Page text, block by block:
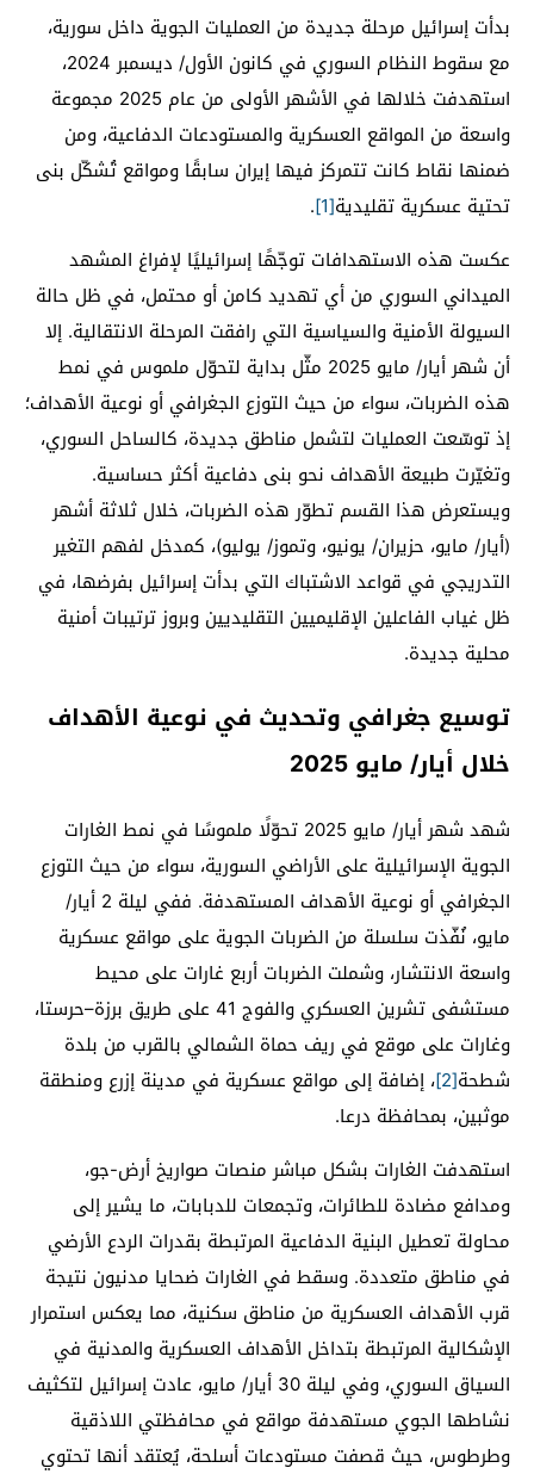
بدأت إسرائيل مرحلة جديدة من العمليات الجوية داخل سورية،
مع سقوط النظام السوري في كانون الأول/ ديسمبر 2024،
استهدفت خلالها في الأشهر الأولى من عام 2025 مجموعة
واسعة من المواقع العسكرية والمستودعات الدفاعية، ومن
ضمنها نقاط كانت تتمركز فيها إيران سابقًا ومواقع تُشكّل بنى
تحتية عسكرية تقليدية[1]
.
عكست هذه الاستهدافات توجّهًا إسرائيليًا لإفراغ المشهد
الميداني السوري من أي تهديد كامن أو محتمل، في ظل حالة
السيولة الأمنية والسياسية التي رافقت المرحلة الانتقالية. إلا
أن شهر أيار/ مايو 2025 مثّل بداية لتحوّل ملموس في نمط
هذه الضربات، سواء من حيث التوزع الجغرافي أو نوعية الأهداف؛
إذ توسّعت العمليات لتشمل مناطق جديدة، كالساحل السوري،
وتغيّرت طبيعة الأهداف نحو بنى دفاعية أكثر حساسية.
ويستعرض هذا القسم تطوّر هذه الضربات، خلال ثلاثة أشهر
(أيار/ مايو، حزيران/ يونيو، وتموز/ يوليو)، كمدخل لفهم التغير
التدريجي في قواعد الاشتباك التي بدأت إسرائيل بفرضها، في
ظل غياب الفاعلين الإقليميين التقليديين وبروز ترتيبات أمنية
محلية جديدة.
توسيع جغرافي وتحديث في نوعية الأهداف
خلال أيار/ مايو 2025
شهد شهر أيار/ مايو 2025 تحوّلًا ملموسًا في نمط الغارات
الجوية الإسرائيلية على الأراضي السورية، سواء من حيث التوزع
الجغرافي أو نوعية الأهداف المستهدفة. ففي ليلة 2 أيار/
مايو، نُفّذت سلسلة من الضربات الجوية على مواقع عسكرية
واسعة الانتشار، وشملت الضربات أربع غارات على محيط
مستشفى تشرين العسكري والفوج 41 على طريق برزة–حرستا،
وغارات على موقع في ريف حماة الشمالي بالقرب من بلدة
شطحة[2] ، إضافة إلى مواقع عسكرية في مدينة إزرع ومنطقة
موثبين، بمحافظة درعا.
استهدفت الغارات بشكل مباشر منصات صواريخ أرض-جو،
ومدافع مضادة للطائرات، وتجمعات للدبابات، ما يشير إلى
محاولة تعطيل البنية الدفاعية المرتبطة بقدرات الردع الأرضي
في مناطق متعددة. وسقط في الغارات ضحايا مدنيون نتيجة
قرب الأهداف العسكرية من مناطق سكنية، مما يعكس استمرار
الإشكالية المرتبطة بتداخل الأهداف العسكرية والمدنية في
السياق السوري، وفي ليلة 30 أيار/ مايو، عادت إسرائيل لتكثيف
نشاطها الجوي مستهدفة مواقع في محافظتي اللاذقية
وطرطوس، حيث قصفت مستودعات أسلحة، يُعتقد أنها تحتوي